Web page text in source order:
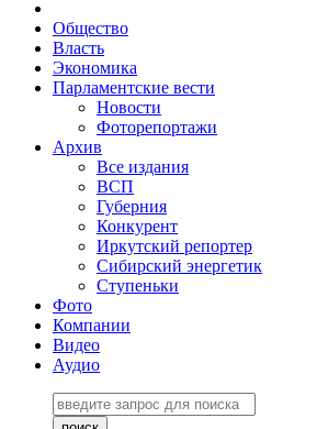
Общество
Власть
Экономика
Парламентские вести
Новости
Фоторепортажи
Архив
Все издания
ВСП
Губерния
Конкурент
Иркутский репортер
Сибирский энергетик
Ступеньки
Фото
Компании
Видео
Аудио